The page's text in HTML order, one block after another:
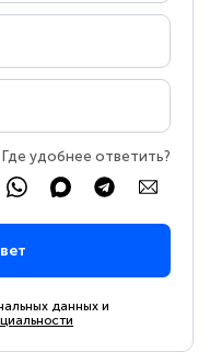
Где удобнее ответить?
данных и